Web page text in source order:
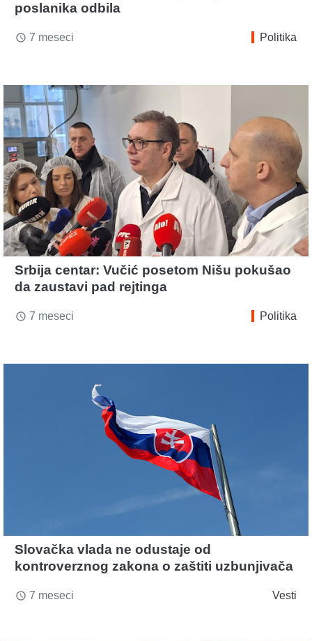
poslanika odbila
access_time 7 meseci Politika
Srbija centar: Vučić posetom Nišu pokušao
da zaustavi pad rejtinga
access_time 7 meseci Politika
Slovačka vlada ne odustaje od
kontroverznog zakona o zaštiti uzbunjivača
access_time 7 meseci Vesti